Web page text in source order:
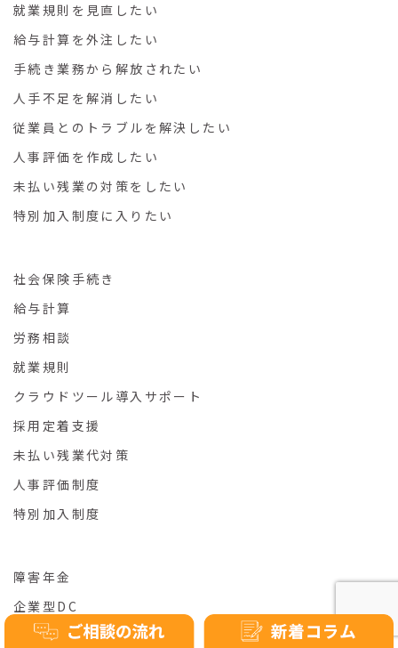
就業規則を見直したい
給与計算を外注したい
手続き業務から解放されたい
人手不足を解消したい
従業員とのトラブルを解決したい
人事評価を作成したい
未払い残業の対策をしたい
特別加入制度に入りたい
社会保険手続き
給与計算
労務相談
就業規則
クラウドツール導入サポート
採用定着支援
未払い残業代対策
人事評価制度
特別加入制度
障害年金
企業型DC
料金